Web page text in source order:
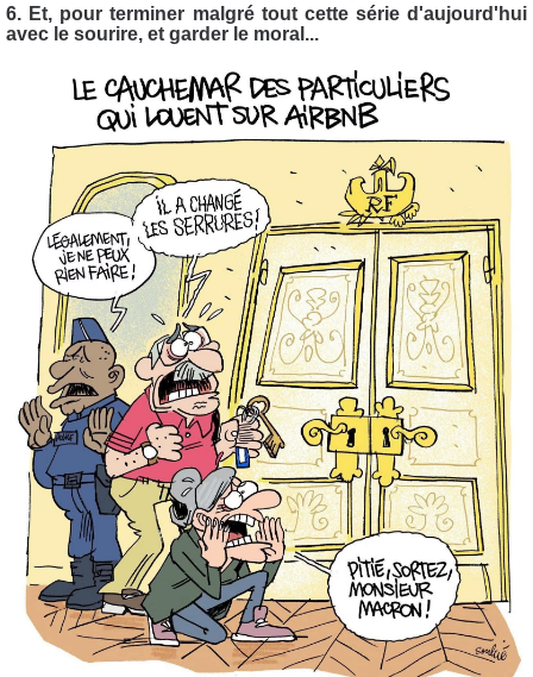
6. Et, pour terminer malgré tout cette série d'aujourd'hui
avec le sourire, et garder le moral...